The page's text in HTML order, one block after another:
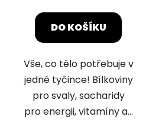
5
hvězdiček.
DO KOŠÍKU
Vše, co tělo potřebuje v
jedné tyčince! Bílkoviny
pro svaly, sacharidy
pro energii, vitamíny a...